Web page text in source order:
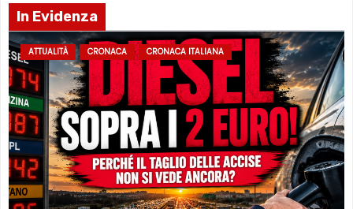
In Evidenza
ATTUALITÀ CRONACA CRONACA ITALIANA